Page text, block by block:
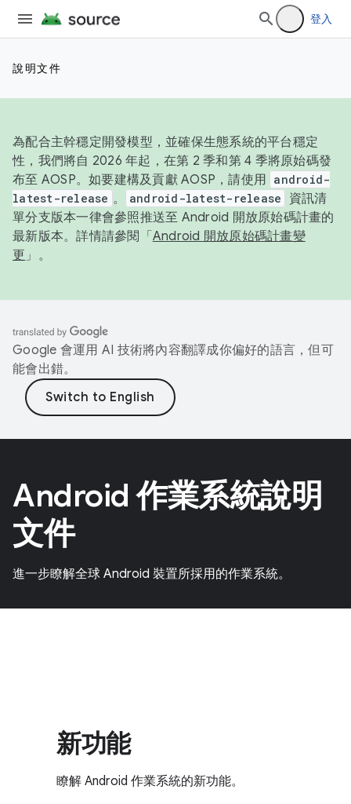
登入
說明文件
為配合主幹穩定開發模型，並確保生態系統的平台穩定
性，我們將自 2026 年起，在第 2 季和第 4 季將原始碼發
布至 AOSP。如要建構及貢獻 AOSP，請使用 android-
latest-release 。 android-latest-release
資訊清
單分支版本一律會參照推送至 Android 開放原始碼計畫的
最新版本。詳情請參閱「 Android 開放原始碼計畫變
更 」。
Google 會運用 AI 技術將內容翻譯成你偏好的語言，但可
能會出錯。
Android 作業系統說明
文件
進一步瞭解全球 Android 裝置所採用的作業系統。
新功能
瞭解 Android 作業系統的新功能。